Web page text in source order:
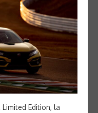
Edition, la